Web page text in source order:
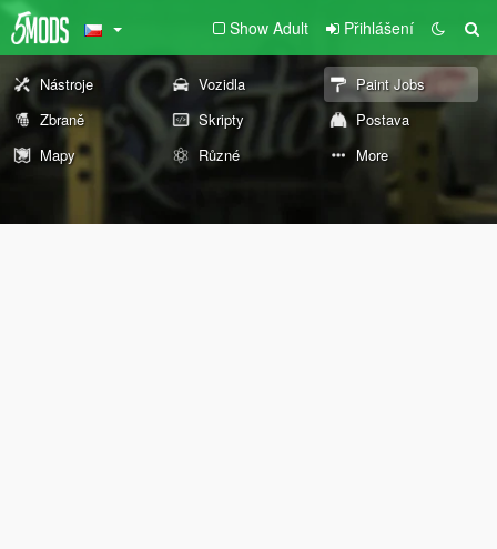
Show Adult Přihlášení
Nástroje Vozidla
Paint Jobs
Zbraně
Skripty
Postava
Mapy
Různé More